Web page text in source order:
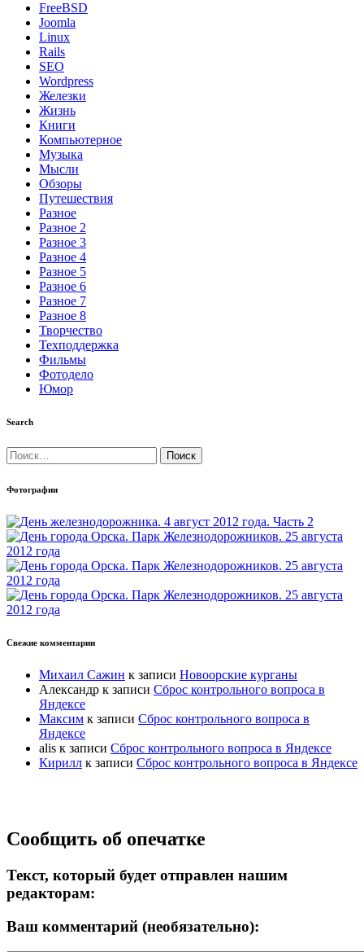
FreeBSD
Joomla
Linux
Rails
SEO
Wordpress
Железки
Жизнь
Книги
Компьютерное
Музыка
Мысли
Обзоры
Путешествия
Разное
Разное 2
Разное 3
Разное 4
Разное 5
Разное 6
Разное 7
Разное 8
Творчество
Техподдержка
Фильмы
Фотодело
Юмор
Search
Найти:
Фотографии
Свежие комментарии
Михаил Сажин к записи Новоорские курганы
Александр к записи Сброс контрольного вопроса в
Яндексе
Максим к записи Сброс контрольного вопроса в
Яндексе
alis к записи Сброс контрольного вопроса в Яндексе
Кирилл к записи Сброс контрольного вопроса в Яндексе
Прокрутка
вверх
Сообщить об опечатке
Текст, который будет отправлен нашим
редакторам:
Ваш комментарий (необязательно):